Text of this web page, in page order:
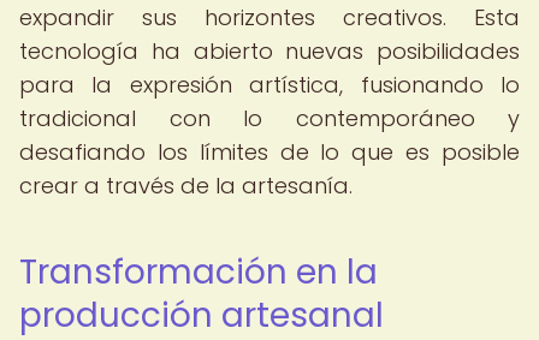
expandir sus horizontes creativos. Esta
tecnología ha abierto nuevas posibilidades
para la expresión artística, fusionando lo
tradicional con lo contemporáneo y
desafiando los límites de lo que es posible
crear a través de la artesanía.
Transformación en la
producción artesanal